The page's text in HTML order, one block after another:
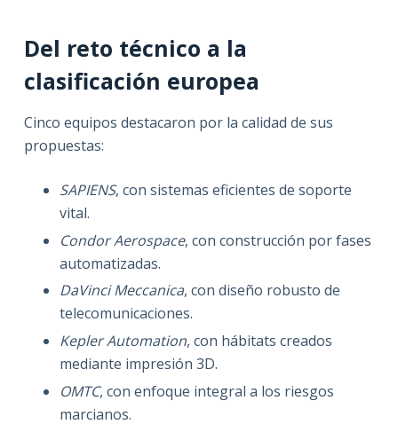
Del reto técnico a la
clasificación europea
Cinco equipos destacaron por la calidad de sus
propuestas:
SAPIENS, con sistemas eficientes de soporte
vital.
Condor Aerospace, con construcción por fases
automatizadas.
DaVinci Meccanica, con diseño robusto de
telecomunicaciones.
Kepler Automation, con hábitats creados
mediante impresión 3D.
OMTC, con enfoque integral a los riesgos
marcianos.